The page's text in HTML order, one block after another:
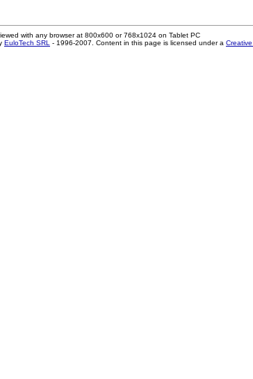
with any browser at 800x600 or 768x1024 on Tablet PC
EuloTech SRL - 1996-2007. Content in this page is licensed under a